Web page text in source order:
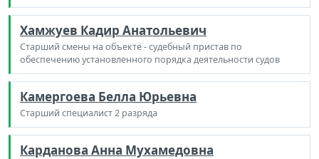
Хамжуев Кадир Анатольевич
Старший смены на объекте - судебный пристав по
обеспечению установленного порядка деятельности судов
Камергоева Белла Юрьевна
Старший специалист 2 разряда
Карданова Анна Мухамедовна